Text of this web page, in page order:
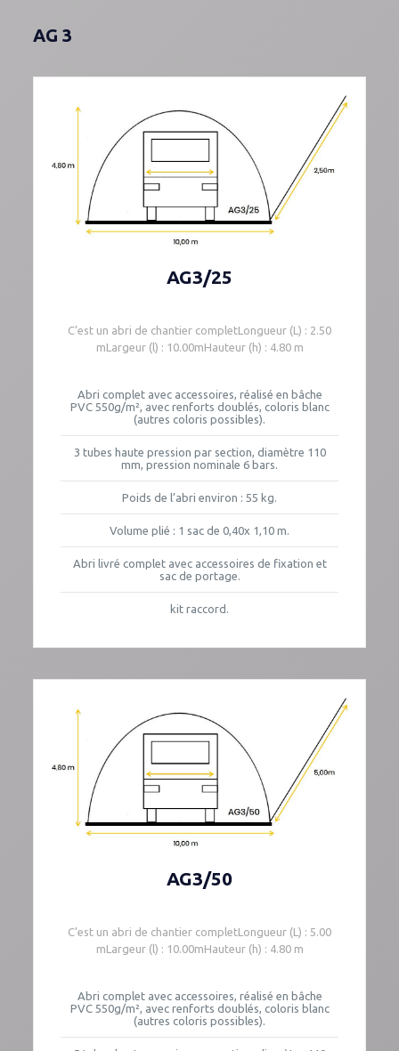
AG 3
AG3/25
C’est un abri de chantier completLongueur (L) : 2.50
mLargeur (l) : 10.00mHauteur (h) : 4.80 m
Abri complet avec accessoires, réalisé en bâche
PVC 550g/m², avec renforts doublés, coloris blanc
(autres coloris possibles).
3 tubes haute pression par section, diamètre 110
mm, pression nominale 6 bars.
Poids de l’abri environ : 55 kg.
Volume plié : 1 sac de 0,40x 1,10 m.
Abri livré complet avec accessoires de fixation et
sac de portage.
kit raccord.
AG3/50
C’est un abri de chantier completLongueur (L) : 5.00
mLargeur (l) : 10.00mHauteur (h) : 4.80 m
Abri complet avec accessoires, réalisé en bâche
PVC 550g/m², avec renforts doublés, coloris blanc
(autres coloris possibles).